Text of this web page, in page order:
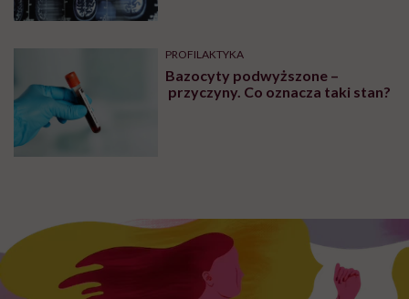
PROFILAKTYKA
Bazocyty podwyższone –
przyczyny. Co oznacza taki stan?